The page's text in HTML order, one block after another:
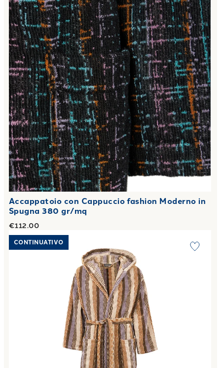
Accappatoio con Cappuccio fashion Moderno in
Spugna 380 gr/mq
€112.00
Link to "Accappatoio con Cappuccio parigi Moderno in
CONTINUATIVO